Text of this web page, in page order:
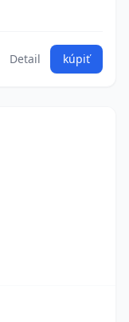
Detail kúpiť